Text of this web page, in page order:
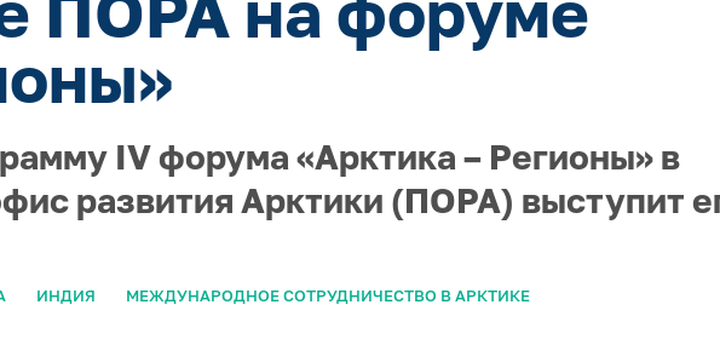
IV форума «Арктика – Регионы» в
развития Арктики (ПОРА) выступит
ИНДИЯ МЕЖДУНАРОДНОЕ СОТРУДНИЧЕСТВО В АРКТИКЕ